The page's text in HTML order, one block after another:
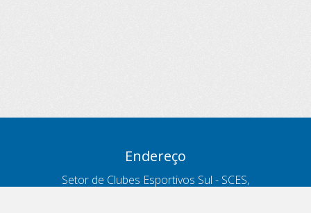
Endereço
Setor de Clubes Esportivos Sul - SCES,